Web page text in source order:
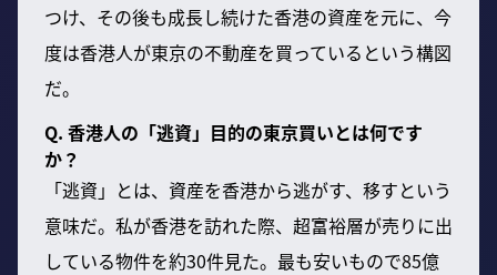
つけ、その後も成長し続けた香港の資産を元に、今
度は香港人が東京の不動産を買っているという構図
だ。
Q. 香港人の「逃資」目的の東京買いとは何です
か？
「逃資」とは、資産を香港から逃がす、移すという
意味だ。私が香港を訪れた際、超富裕層が売りに出
している物件を約30件見た。最も安いもので85億